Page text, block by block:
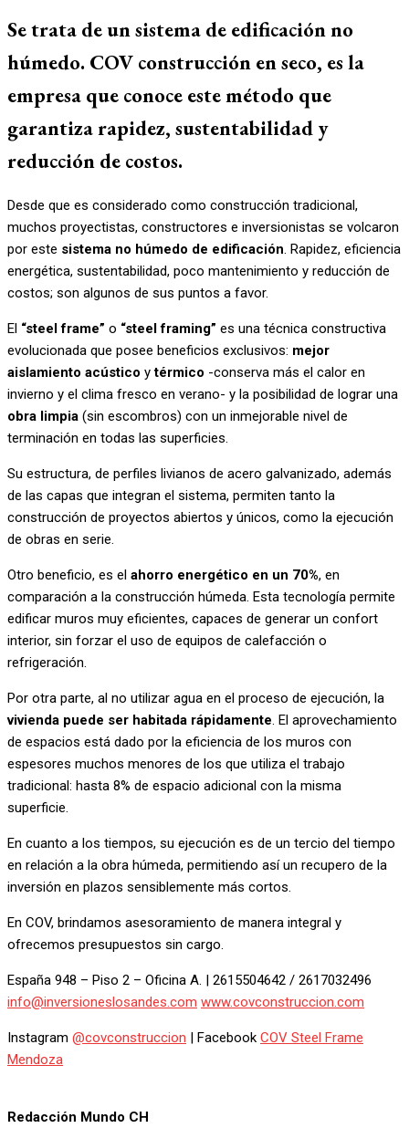
Se trata de un sistema de edificación no
húmedo. COV construcción en seco, es la
empresa que conoce este método que
garantiza rapidez, sustentabilidad y
reducción de costos.
Desde que es considerado como construcción tradicional,
muchos proyectistas, constructores e inversionistas se volcaron
por este sistema no húmedo de edificación. Rapidez, eficiencia
energética, sustentabilidad, poco mantenimiento y reducción de
costos; son algunos de sus puntos a favor.
El “steel frame” o “steel framing” es una técnica constructiva
evolucionada que posee beneficios exclusivos: mejor
aislamiento acústico ytérmico -conserva más el calor en
invierno y el clima fresco en verano- y la posibilidad de lograr una
obra limpia (sin escombros) con un inmejorable nivel de
terminación en todas las superficies.
Su estructura, de perfiles livianos de acero galvanizado, además
de las capas que integran el sistema, permiten tanto la
construcción de proyectos abiertos y únicos, como la ejecución
de obras en serie.
Otro beneficio, es el ahorro energético en un 70%, en
comparación a la construcción húmeda. Esta tecnología permite
edificar muros muy eficientes, capaces de generar un confort
interior, sin forzar el uso de equipos de calefacción o
refrigeración.
Por otra parte, al no utilizar agua en el proceso de ejecución, la
vivienda puede ser habitada rápidamente. El aprovechamiento
de espacios está dado por la eficiencia de los muros con
espesores muchos menores de los que utiliza el trabajo
tradicional: hasta 8% de espacio adicional con la misma
superficie.
En cuanto a los tiempos, su ejecución es de un tercio del tiempo
en relación a la obra húmeda, permitiendo así un recupero de la
inversión en plazos sensiblemente más cortos.
En COV, brindamos asesoramiento de manera integral y
ofrecemos presupuestos sin cargo.
España 948 – Piso 2 – Oficina A. | 2615504642 / 2617032496
info@inversioneslosandes.com www.covconstruccion.com
Instagram @covconstruccion | Facebook COV Steel Frame
Mendoza
Redacción Mundo CH